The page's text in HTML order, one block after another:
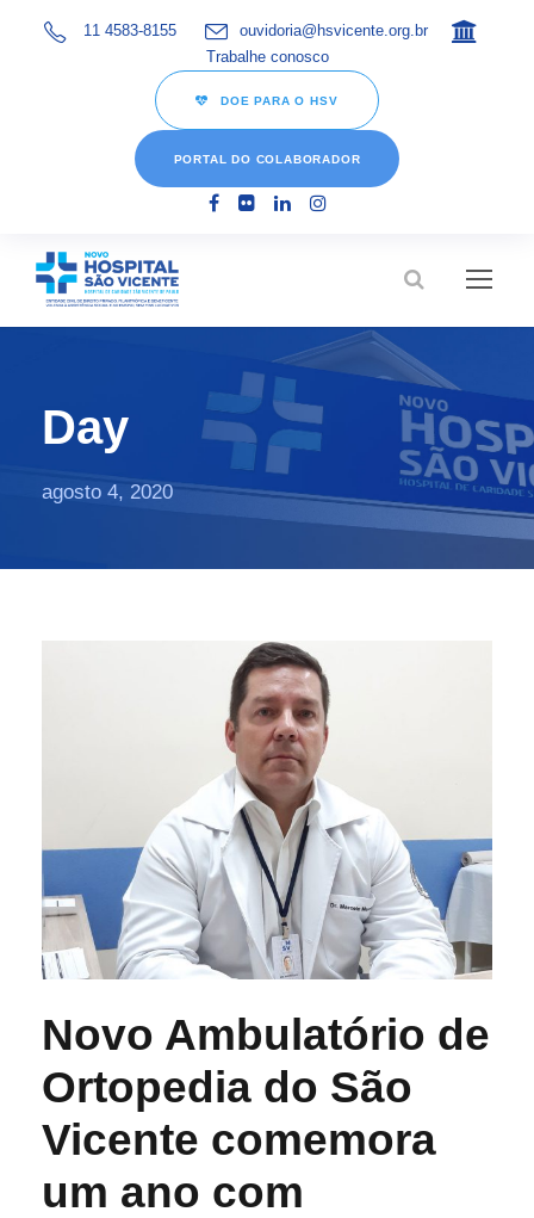
11 4583-8155
ouvidoria@hsvicente.org.br
Trabalhe conosco
DOE PARA O HSV
PORTAL DO COLABORADOR
Day
agosto 4, 2020
Novo Ambulatório de
Ortopedia do São
Vicente comemora
um ano com